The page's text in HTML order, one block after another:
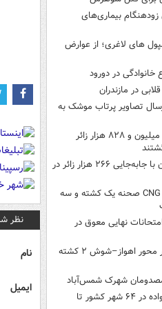
بیماری‌های
های لاغری؛ از عوارض
خانوادگی در دورود
در مازندران
تصاویر پرتاب موشک به
پورجمشیدیان: ۲ میلیون و ۸۲۸ هزار زائر
رکوردشکنی مهران با جابه‌جایی ۲۶۶ هزار زائر در
انفجار در جایگاه CNG صحنه یک کشته و سه
نهایی معوق در
تصادف مرگبار در محور اهواز–شوش ۲ کشته
شهرک شمس‌آباد
اجرای پزشک خانواده در ۶۴ شهر کشور تا
نظر
نام
ایمیل